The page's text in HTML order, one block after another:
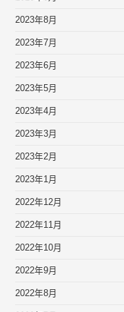
2023年8月
2023年7月
2023年6月
2023年5月
2023年4月
2023年3月
2023年2月
2023年1月
2022年12月
2022年11月
2022年10月
2022年9月
2022年8月